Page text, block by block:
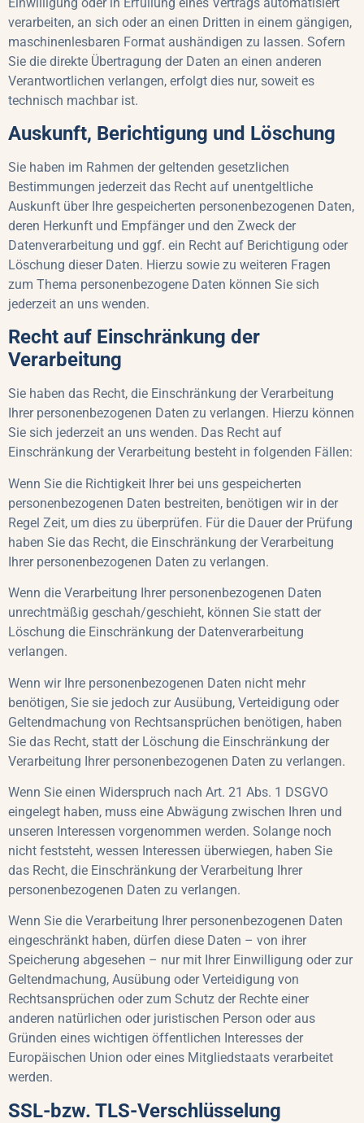
verarbeiten, an sich oder an einen Dritten in einem gängigen,
maschinenlesbaren Format aushändigen zu lassen. Sofern
Sie die direkte Übertragung der Daten an einen anderen
Verantwortlichen verlangen, erfolgt dies nur, soweit es
technisch machbar ist.
Auskunft, Berichtigung und Löschung
Sie haben im Rahmen der geltenden gesetzlichen
Bestimmungen jederzeit das Recht auf unentgeltliche
Auskunft über Ihre gespeicherten personenbezogenen Daten,
deren Herkunft und Empfänger und den Zweck der
Datenverarbeitung und ggf. ein Recht auf Berichtigung oder
Löschung dieser Daten. Hierzu sowie zu weiteren Fragen
zum Thema personenbezogene Daten können Sie sich
jederzeit an uns wenden.
Recht auf Einschränkung der
Verarbeitung
Sie haben das Recht, die Einschränkung der Verarbeitung
Ihrer personenbezogenen Daten zu verlangen. Hierzu können
Sie sich jederzeit an uns wenden. Das Recht auf
Einschränkung der Verarbeitung besteht in folgenden Fällen:
Wenn Sie die Richtigkeit Ihrer bei uns gespeicherten
personenbezogenen Daten bestreiten, benötigen wir in der
Regel Zeit, um dies zu überprüfen. Für die Dauer der Prüfung
haben Sie das Recht, die Einschränkung der Verarbeitung
Ihrer personenbezogenen Daten zu verlangen.
Wenn die Verarbeitung Ihrer personenbezogenen Daten
unrechtmäßig geschah/geschieht, können Sie statt der
Löschung die Einschränkung der Datenverarbeitung
verlangen.
Wenn wir Ihre personenbezogenen Daten nicht mehr
benötigen, Sie sie jedoch zur Ausübung, Verteidigung oder
Geltendmachung von Rechtsansprüchen benötigen, haben
Sie das Recht, statt der Löschung die Einschränkung der
Verarbeitung Ihrer personenbezogenen Daten zu verlangen.
Wenn Sie einen Widerspruch nach Art. 21 Abs. 1 DSGVO
eingelegt haben, muss eine Abwägung zwischen Ihren und
unseren Interessen vorgenommen werden. Solange noch
nicht feststeht, wessen Interessen überwiegen, haben Sie
das Recht, die Einschränkung der Verarbeitung Ihrer
personenbezogenen Daten zu verlangen.
Wenn Sie die Verarbeitung Ihrer personenbezogenen Daten
eingeschränkt haben, dürfen diese Daten – von ihrer
Speicherung abgesehen – nur mit Ihrer Einwilligung oder zur
Geltendmachung, Ausübung oder Verteidigung von
Rechtsansprüchen oder zum Schutz der Rechte einer
anderen natürlichen oder juristischen Person oder aus
Gründen eines wichtigen öffentlichen Interesses der
Europäischen Union oder eines Mitgliedstaats verarbeitet
werden.
SSL-bzw. TLS-Verschlüsselung